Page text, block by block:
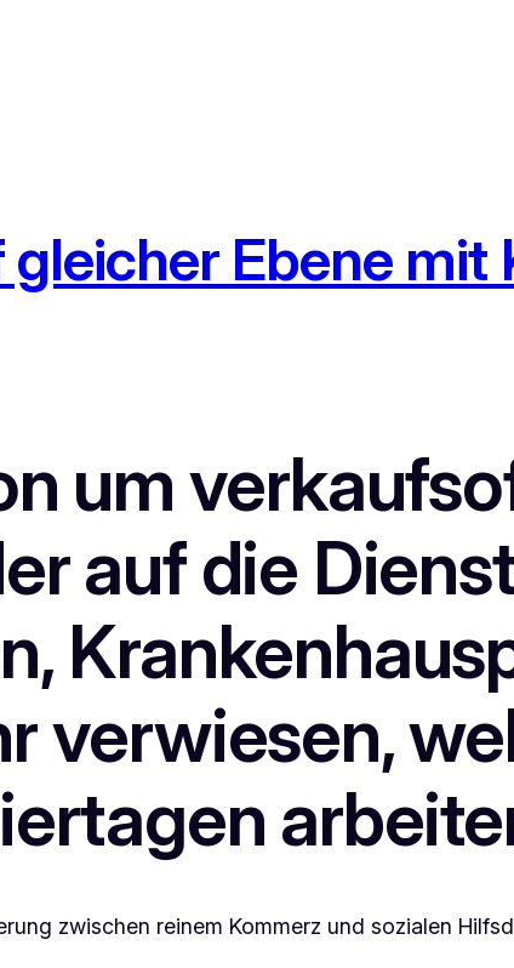
Ebene mit
um
auf die
verwiesen,
zwischen reinem Kommerz und sozialen